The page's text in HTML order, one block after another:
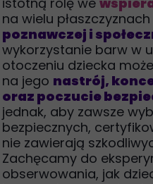
na wielu płaszczyznach
poznawczej i
wykorzystanie barw w
otoczeniu dziecka może
na jego nastrój,
oraz poczucie
jednak, aby zawsze
bezpiecznych,
nie zawierają
Zachęcamy do
obserwowania, jak